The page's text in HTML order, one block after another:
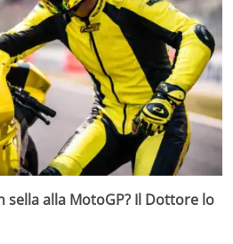
sella alla MotoGP? Il Dottore lo